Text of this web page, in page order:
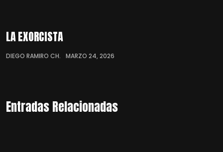
LA EXORCISTA
DIEGO RAMIRO CH. MARZO 24, 2026
Entradas Relacionadas